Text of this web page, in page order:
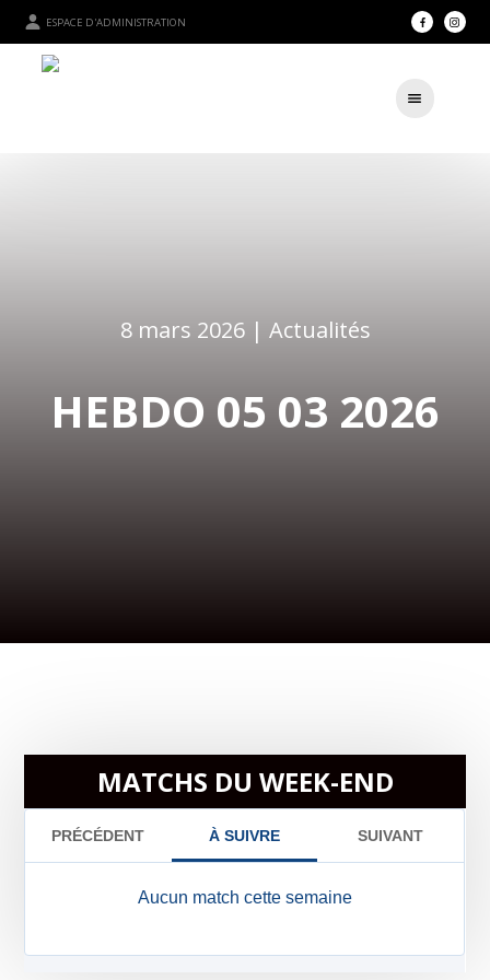
ESPACE D'ADMINISTRATION
8 mars 2026 | Actualités
HEBDO 05 03 2026
MATCHS DU WEEK-END